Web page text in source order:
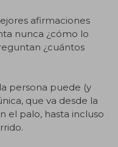
afirmaciones
nunca ¿cómo lo
¿cuántos
persona puede (y
que va desde la
el palo, hasta incluso